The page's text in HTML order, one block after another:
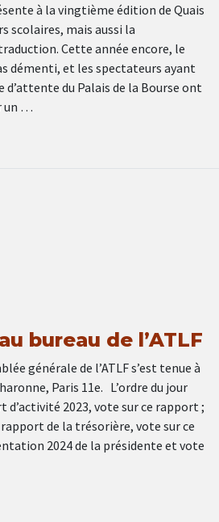
à la vingtième édition de Quais
scolaires, mais aussi la
Cette année encore, le
démenti, et les spectateurs ayant
du Palais de la Bourse ont
un …
bureau de l’ATLF
générale de l’ATLF s’est tenue à
Paris 11e. L’ordre du jour
2023, vote sur ce rapport ;
de la trésorière, vote sur ce
2024 de la présidente et vote